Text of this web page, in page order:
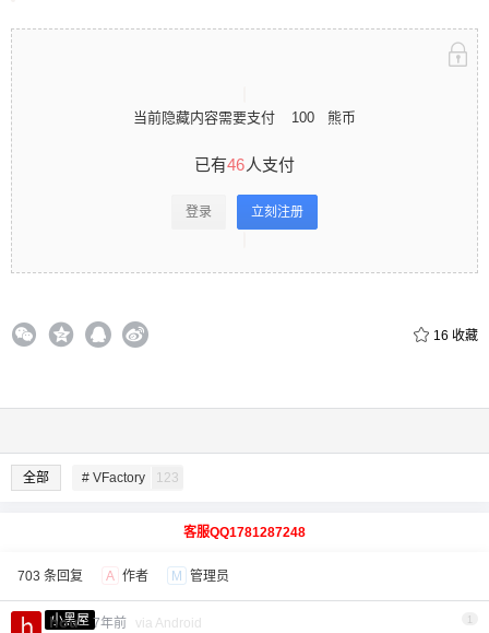
当前隐藏内容需要支付 100 熊币
已有46人支付
登录 立刻注册
16 收藏
全部 # VFactory 123
客服QQ1781287248
703 条回复 A 作者 M 管理员
小黑屋
hou 7年前 via Android 1